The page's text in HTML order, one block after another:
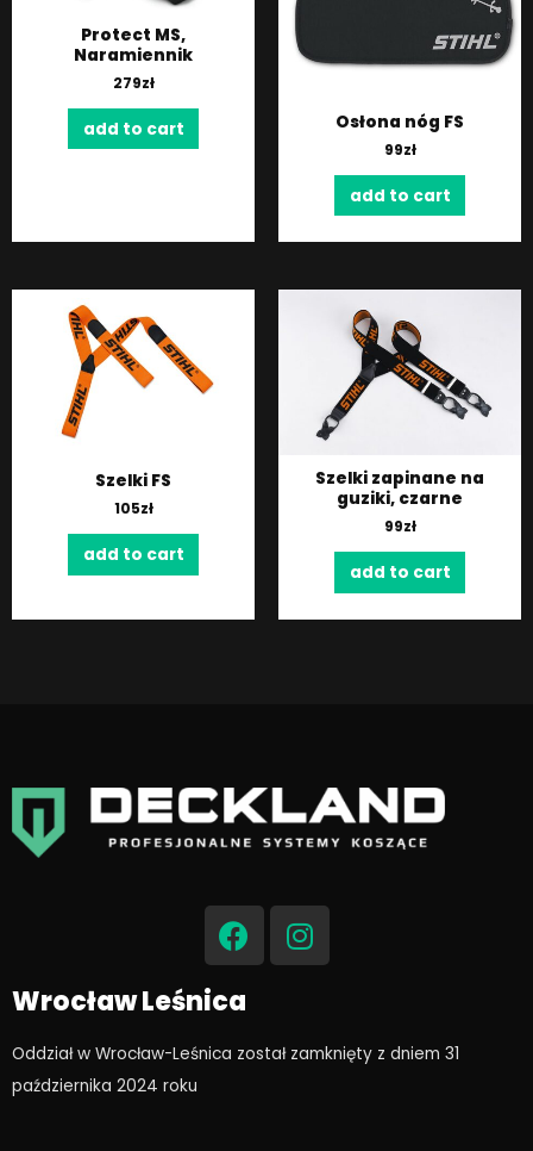
Protect MS,
Naramiennik
279zł
add to cart Osłona nóg FS
99zł
add to cart
Szelki FS
105zł
add to cart
Szelki zapinane na
guziki, czarne
99zł
add to cart
F
a
c
e
b
o
I
n
s
g
Wrocław Leśnica
Oddział w Wrocław-Leśnica został zamknięty z dniem 31
października 2024 roku​